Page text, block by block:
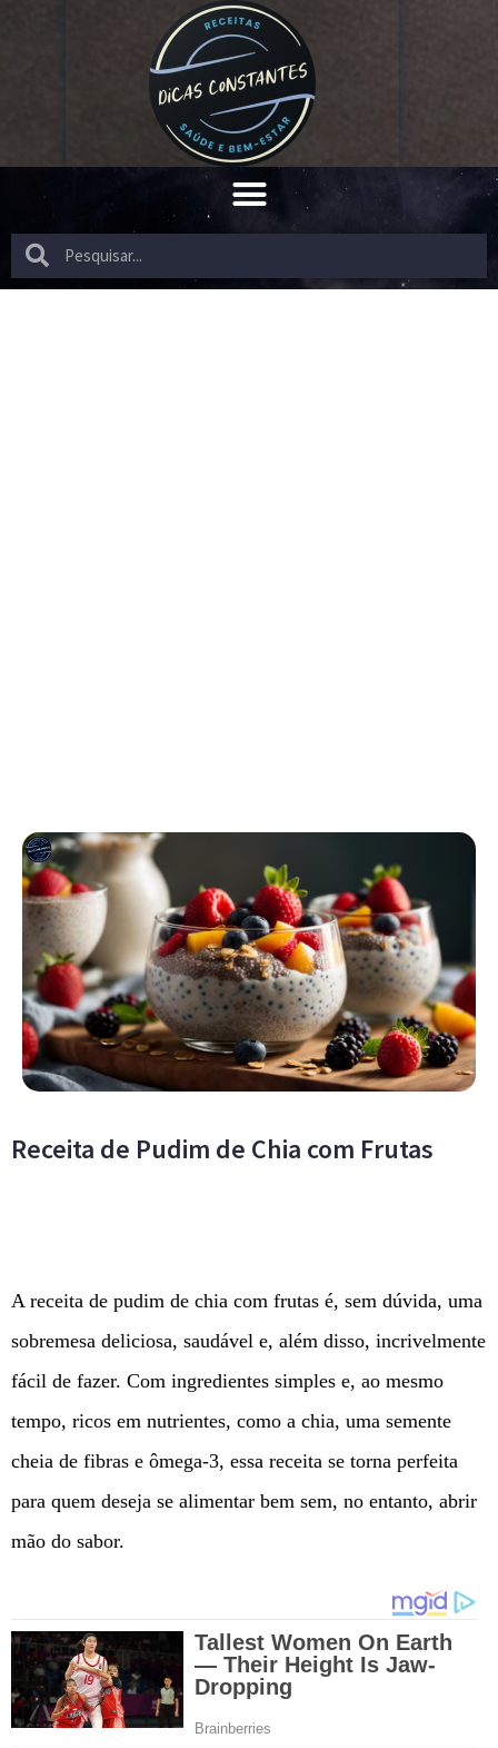
Receita de Pudim de Chia com Frutas
A receita de pudim de chia com frutas é, sem dúvida, uma
sobremesa deliciosa, saudável e, além disso, incrivelmente
fácil de fazer. Com ingredientes simples e, ao mesmo
tempo, ricos em nutrientes, como a chia, uma semente
cheia de fibras e ômega-3, essa receita se torna perfeita
para quem deseja se alimentar bem sem, no entanto, abrir
mão do sabor.